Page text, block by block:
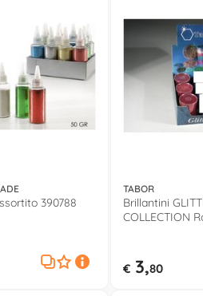
390788
TABOR
Brillantini
COLLECTION
€3,80